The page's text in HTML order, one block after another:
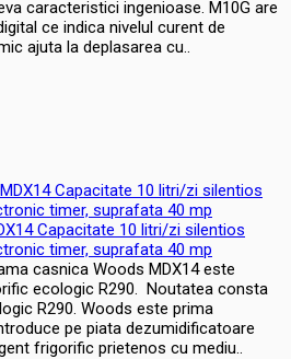
caracteristici ingenioase. M10G are
ce indica nivelul curent de
ajuta la deplasarea cu..
Capacitate 10 litri/zi silentios
timer, suprafata 40 mp
casnica Woods MDX14 este
ecologic R290. Noutatea consta
R290. Woods este prima
pe piata dezumidificatoare
frigorific prietenos cu mediu..